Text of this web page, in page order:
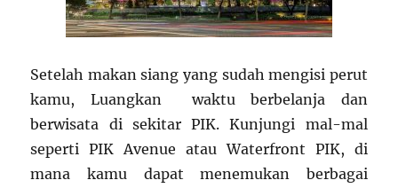
Setelah makan siang yang sudah mengisi perut
kamu, Luangkan waktu berbelanja dan
berwisata di sekitar PIK. Kunjungi mal-mal
seperti PIK Avenue atau Waterfront PIK, di
mana kamu dapat menemukan berbagai